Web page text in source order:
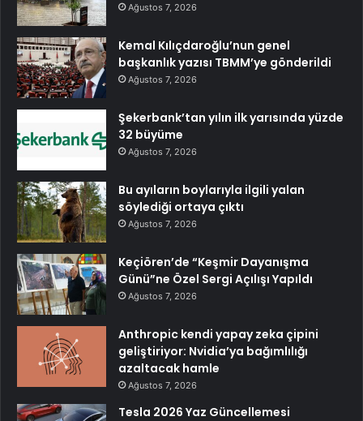
Ağustos 7, 2026
Kemal Kılıçdaroğlu’nun genel
başkanlık yazısı TBMM’ye gönderildi
Ağustos 7, 2026
Şekerbank’tan yılın ilk yarısında yüzde
32 büyüme
Ağustos 7, 2026
Bu ayıların boylarıyla ilgili yalan
söylediği ortaya çıktı
Ağustos 7, 2026
Keçiören’de “Keşmir Dayanışma
Günü”ne Özel Sergi Açılışı Yapıldı
Ağustos 7, 2026
Anthropic kendi yapay zeka çipini
geliştiriyor: Nvidia’ya bağımlılığı
azaltacak hamle
Ağustos 7, 2026
Tesla 2026 Yaz Güncellemesi